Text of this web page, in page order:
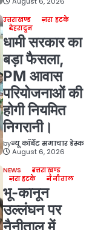
उत्तराखण्ड
ज़रा हटके
देहरादून
धामी सरकार का
बड़ा फैसला,
PM आवास
परियोजनाओं की
होगी नियमित
निगरानी।
byन्यू कॉर्बेट समाचार डेस्क
August 6, 2026
NEWS
उत्तराखण्ड
ज़रा हटके
नैनीताल
भू-कानून
उल्लंघन पर